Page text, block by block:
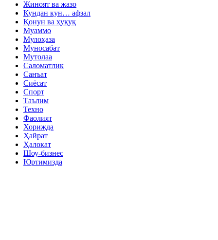
Жиноят ва жазо
Кундан кун… афзал
Қонун ва ҳуқуқ
Муаммо
Мулоҳаза
Муносабат
Мутолаа
Саломатлик
Санъат
Сиёсат
Спорт
Таълим
Техно
Фаолият
Хорижда
Ҳайрат
Ҳалокат
Шоу-бизнес
Юртимизда